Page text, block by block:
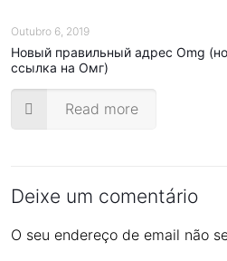
Outubro 6, 2019
Новый правильный адрес Omg
ссылка на Омг)
Read more
Deixe um comentário
O seu endereço de email não